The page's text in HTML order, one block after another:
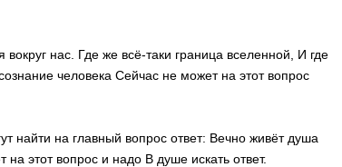
вокруг нас. Где же всё-таки граница вселенной, И где
человека Сейчас не может на этот вопрос
найти на главный вопрос ответ: Вечно живёт душа
этот вопрос и надо В душе искать ответ.